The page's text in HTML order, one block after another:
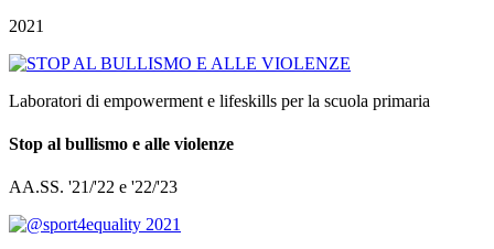
2021
Laboratori di empowerment e lifeskills per la scuola primaria
Stop al bullismo e alle violenze
AA.SS. '21/'22 e '22/'23